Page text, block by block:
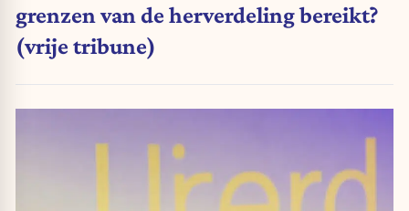
grenzen van de herverdeling bereikt?
(vrije tribune)